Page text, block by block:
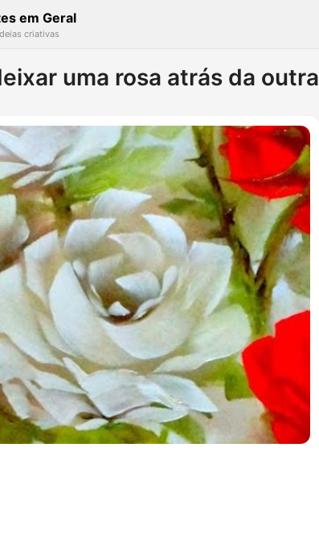
em Geral
criativas
uma rosa atrás da outra